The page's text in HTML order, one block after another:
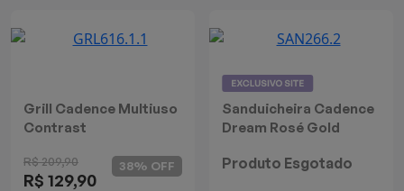
Grill Cadence Multiuso
Contrast
R$ 209,90
R$ 129,90
38% OFF
Sanduicheira Cadence
Dream Rosé Gold
Produto Esgotado